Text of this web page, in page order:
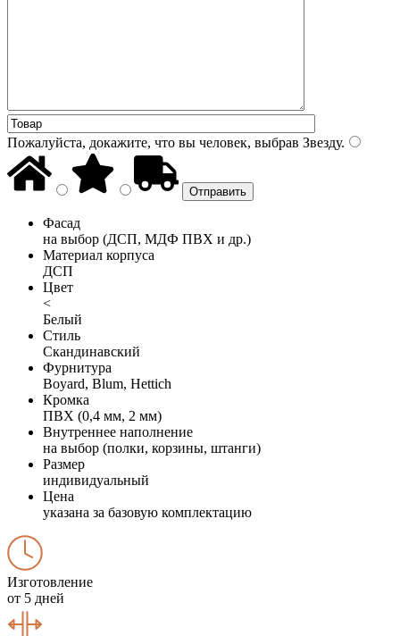
Пожалуйста, докажите, что вы человек, выбрав Звезду.
Фасад
на выбор (ДСП, МДФ ПВХ и др.)
Материал корпуса
ДСП
Цвет
<
Белый
Стиль
Скандинавский
Фурнитура
Boyard, Blum, Hettich
Кромка
ПВХ (0,4 мм, 2 мм)
Внутреннее наполнение
на выбор (полки, корзины, штанги)
Размер
индивидуальный
Цена
указана за базовую комплектацию
Изготовление
от 5 дней